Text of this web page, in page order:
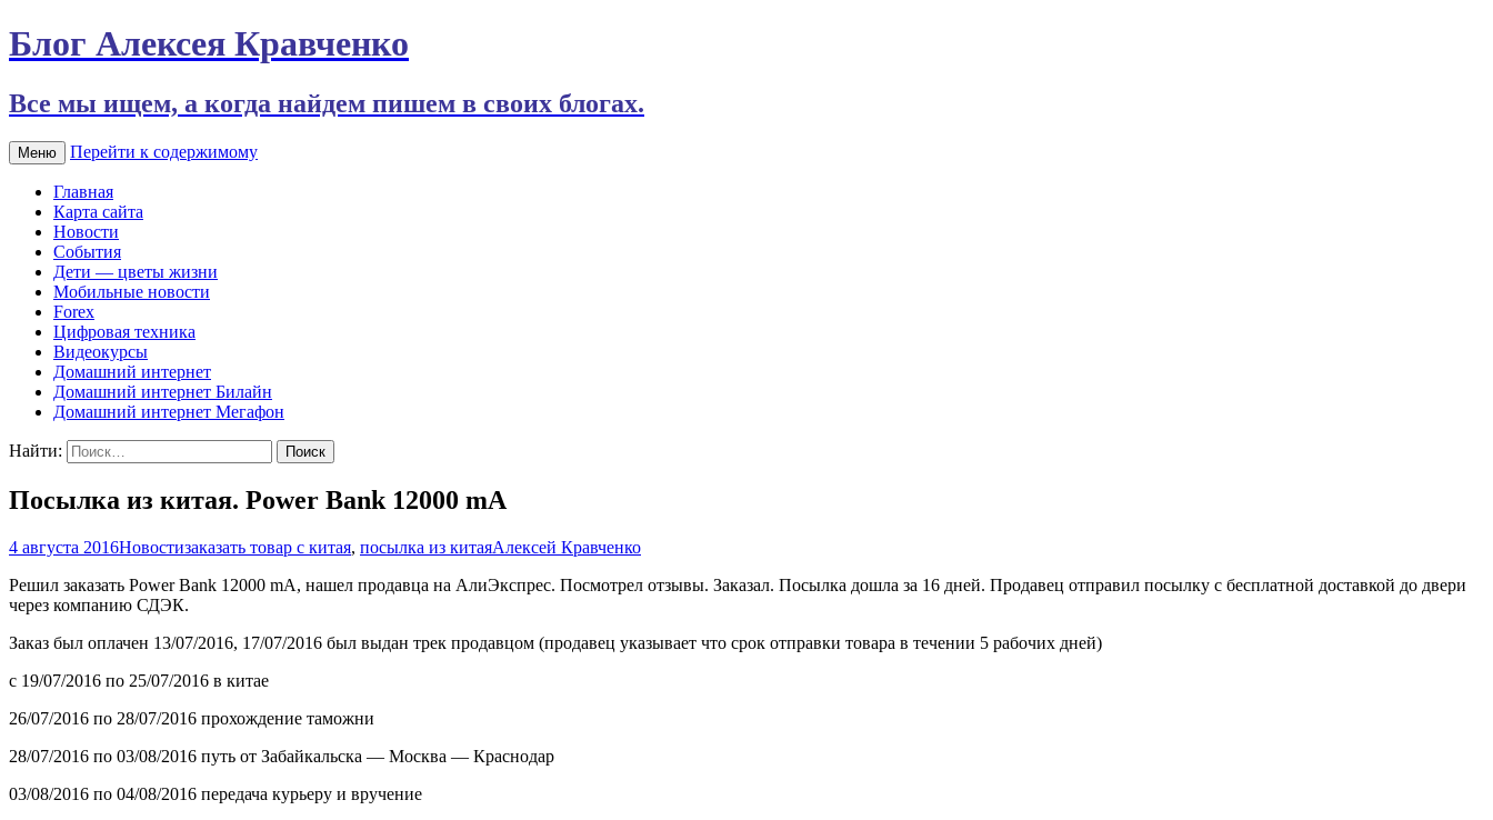
Блог Алексея Кравченко
Все мы ищем, а когда найдем пишем в своих блогах.
Меню Перейти к содержимому
Главная
Карта сайта
Новости
События
Дети — цветы жизни
Мобильные новости
Forex
Цифровая техника
Видеокурсы
Домашний интернет
Домашний интернет Билайн
Домашний интернет Мегафон
Найти:
Посылка из китая. Power Bank 12000 mA
4 августа 2016Новостизаказать товар с китая, посылка из китаяАлексей Кравченко
Решил заказать Power Bank 12000 mA, нашел продавца на АлиЭкспрес. Посмотрел отзывы. Заказал. Посылка дошла за 16 дней. Продавец отправил посылку с бесплатной доставкой до двери
через компанию СДЭК.
Заказ был оплачен 13/07/2016, 17/07/2016 был выдан трек продавцом (продавец указывает что срок отправки товара в течении 5 рабочих дней)
с 19/07/2016 по 25/07/2016 в китае
26/07/2016 по 28/07/2016 прохождение таможни
28/07/2016 по 03/08/2016 путь от Забайкальска — Москва — Краснодар
03/08/2016 по 04/08/2016 передача курьеру и вручение